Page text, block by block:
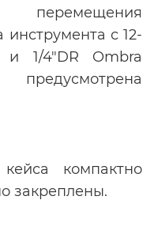
перемещения
с 12-
и 1/4"DR Ombra
компактно
закреплены.